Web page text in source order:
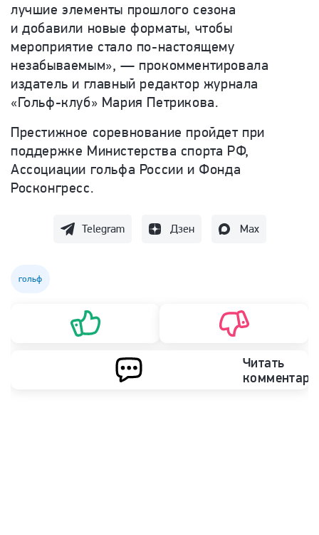
лучшие элементы прошлого сезона
и добавили новые форматы, чтобы
мероприятие стало по-настоящему
незабываемым», — прокомментировала
издатель и главный редактор журнала
«Гольф-клуб» Мария Петрикова.
Престижное соревнование пройдет при
поддержке Министерства спорта РФ,
Ассоциации гольфа России и Фонда
Росконгресс.
Telegram Дзен Max
гольф
Читать